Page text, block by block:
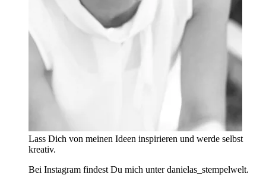
Lass Dich von meinen Ideen inspirieren und werde selbst
kreativ.
Bei Instagram findest Du mich unter danielas_stempelwelt.